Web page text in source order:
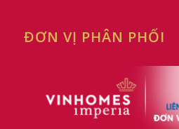
ĐƠN VỊ PHÂN PHỐI